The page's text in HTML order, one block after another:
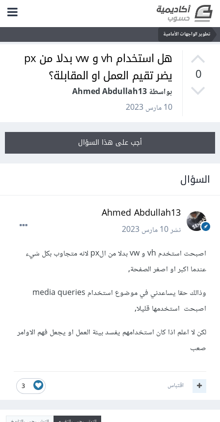
تطوير الواجهات الأمامية
0
هل استخدام vh و vw بدلا من px
يضر تقيم العمل او المقابلة؟
بواسطة Ahmed Abdullah13
10 مارس 2023
أجب على هذا السؤال
السؤال
Ahmed Abdullah13
نشر10 مارس 2023
اصبحت استخدم vh و vw بدلا من الpx لانه متجاوب بكل شيء
عندما اكبر او اصغر الصفحة,
وذالك حقا يساعدني في موضوع استخدام media queries
اصبحت استخدمها قليلا,
لكن لا اعلم اذا كان استخدامهم يفسد بيئة العمل او يجعل فهم الاوامر
صعب
3 اقتباس